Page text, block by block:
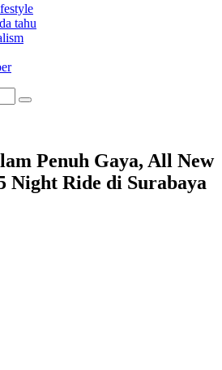
tahu
Penuh Gaya, All New
Night Ride di Surabaya